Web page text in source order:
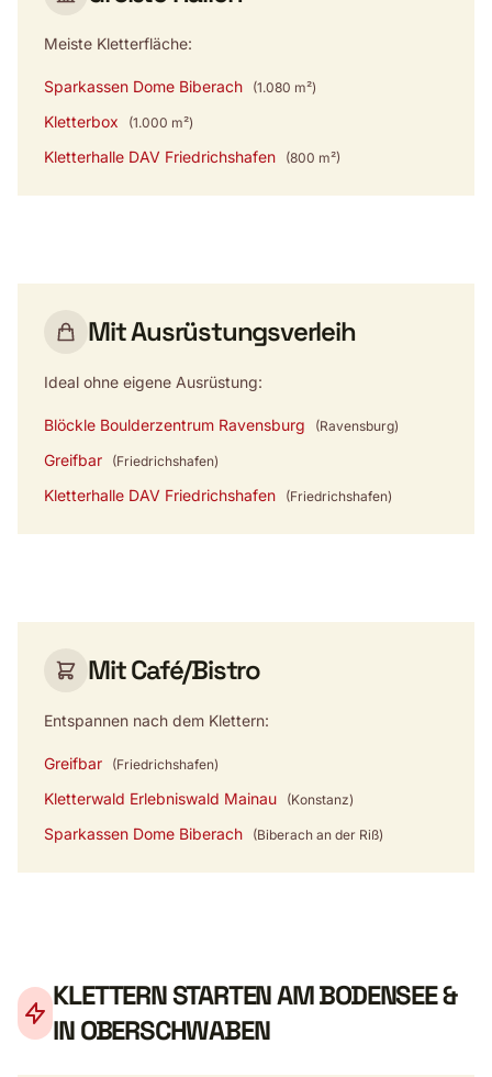
Meiste Kletterfläche:
Sparkassen Dome Biberach (1.080 m²)
Kletterbox (1.000 m²)
Kletterhalle DAV Friedrichshafen (800 m²)
Mit Ausrüstungsverleih
Ideal ohne eigene Ausrüstung:
Blöckle Boulderzentrum Ravensburg (Ravensburg)
Greifbar (Friedrichshafen)
Kletterhalle DAV Friedrichshafen (Friedrichshafen)
Mit Café/Bistro
Entspannen nach dem Klettern:
Greifbar (Friedrichshafen)
Kletterwald Erlebniswald Mainau (Konstanz)
Sparkassen Dome Biberach (Biberach an der Riß)
KLETTERN STARTEN AM BODENSEE &
IN OBERSCHWABEN